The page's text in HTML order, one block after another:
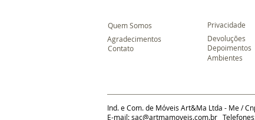
Quem Somos
Agradecimentos
Contato
Privacidade
Devoluções
Depoimentos
Ambientes
Ind. e Com. de Móveis Art&Ma Ltda - Me /
E-mail:sac@artmamoveis.com.br